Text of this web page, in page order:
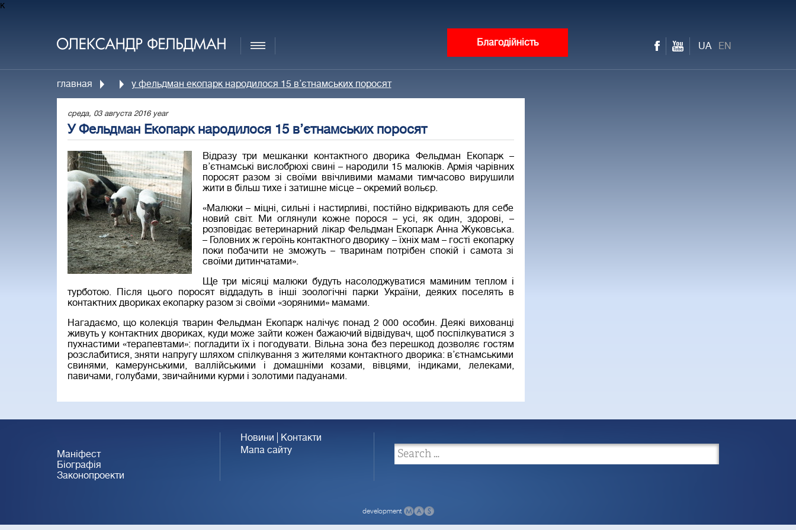
к
Благодійність UA EN
главная у фельдман екопарк народилося 15 в’єтнамських поросят
среда, 03 августа 2016 year
У Фельдман Екопарк народилося 15 в’єтнамських поросят
Відразу три мешканки контактного дворика Фельдман Екопарк –
в’єтнамські вислобрюхі свині – народили 15 малюків. Армія чарівних
поросят разом зі своїми ввічливими мамами тимчасово вирушили
жити в більш тихе і затишне місце – окремий вольєр.
«Малюки – міцні, сильні і настирливі, постійно відкривають для себе
новий світ. Ми оглянули кожне порося – усі, як один, здорові, –
розповідає ветеринарний лікар Фельдман Екопарк Анна Жуковська.
– Головних ж героїнь контактного дворику – їхніх мам – гості екопарку
поки побачити не зможуть – тваринам потрібен спокій і самота зі
своїми дитинчатами».
Ще три місяці малюки будуть насолоджуватися маминим теплом і
турботою. Після цього поросят віддадуть в інші зоологічні парки України, деяких поселять в
контактних двориках екопарку разом зі своїми «зоряними» мамами.
Нагадаємо, що колекція тварин Фельдман Екопарк налічує понад 2 000 особин. Деякі вихованці
живуть у контактних двориках, куди може зайти кожен бажаючий відвідувач, щоб поспілкуватися з
пухнастими «терапевтами»: погладити їх і погодувати. Вільна зона без перешкод дозволяє гостям
розслабитися, зняти напругу шляхом спілкування з жителями контактного дворика: в’єтнамськими
свинями, камерунськими, валлійськими і домашніми козами, вівцями, індиками, лелеками,
павичами, голубами, звичайними курми і золотими падуанами.
Маніфест
Біографія
Законопроекти
Новини
Контакти
Мапа сайту
development